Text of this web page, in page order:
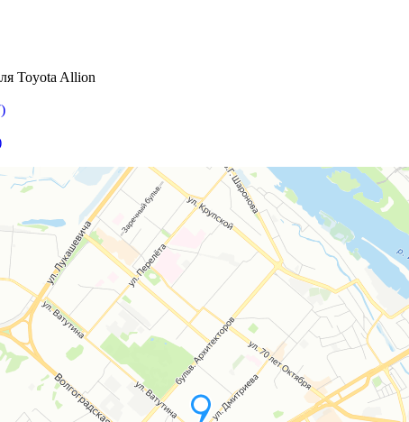
Toyota Allion